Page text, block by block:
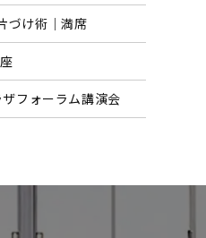
づけ術｜満席
フォーラム講演会